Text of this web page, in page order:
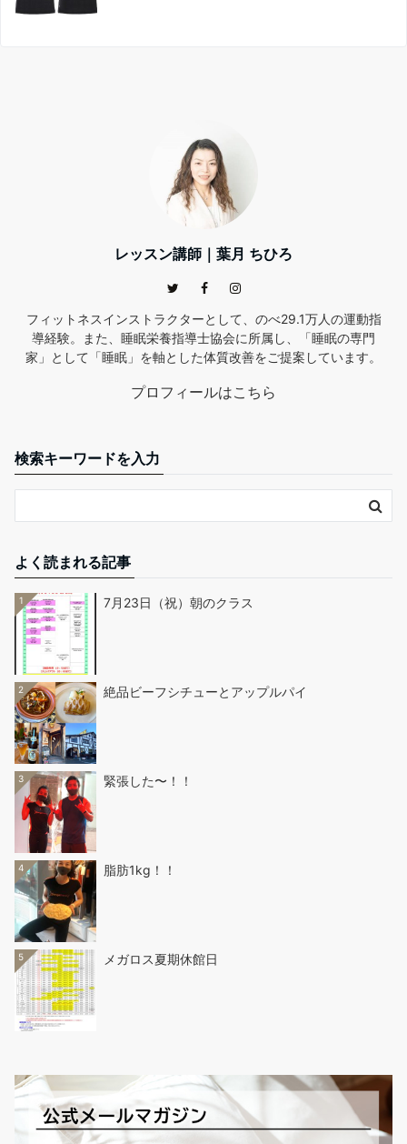
レッスン講師｜葉月 ちひろ
フィットネスインストラクターとして、のべ29.1万人の運動指
導経験。また、睡眠栄養指導士協会に所属し、「睡眠の専門
家」として「睡眠」を軸とした体質改善をご提案しています。
プロフィールはこちら
検索キーワードを入力
よく読まれる記事
1 7月23日（祝）朝のクラス
2 絶品ビーフシチューとアップルパイ
3 緊張した〜！！
4 脂肪1kg！！
5 メガロス夏期休館日